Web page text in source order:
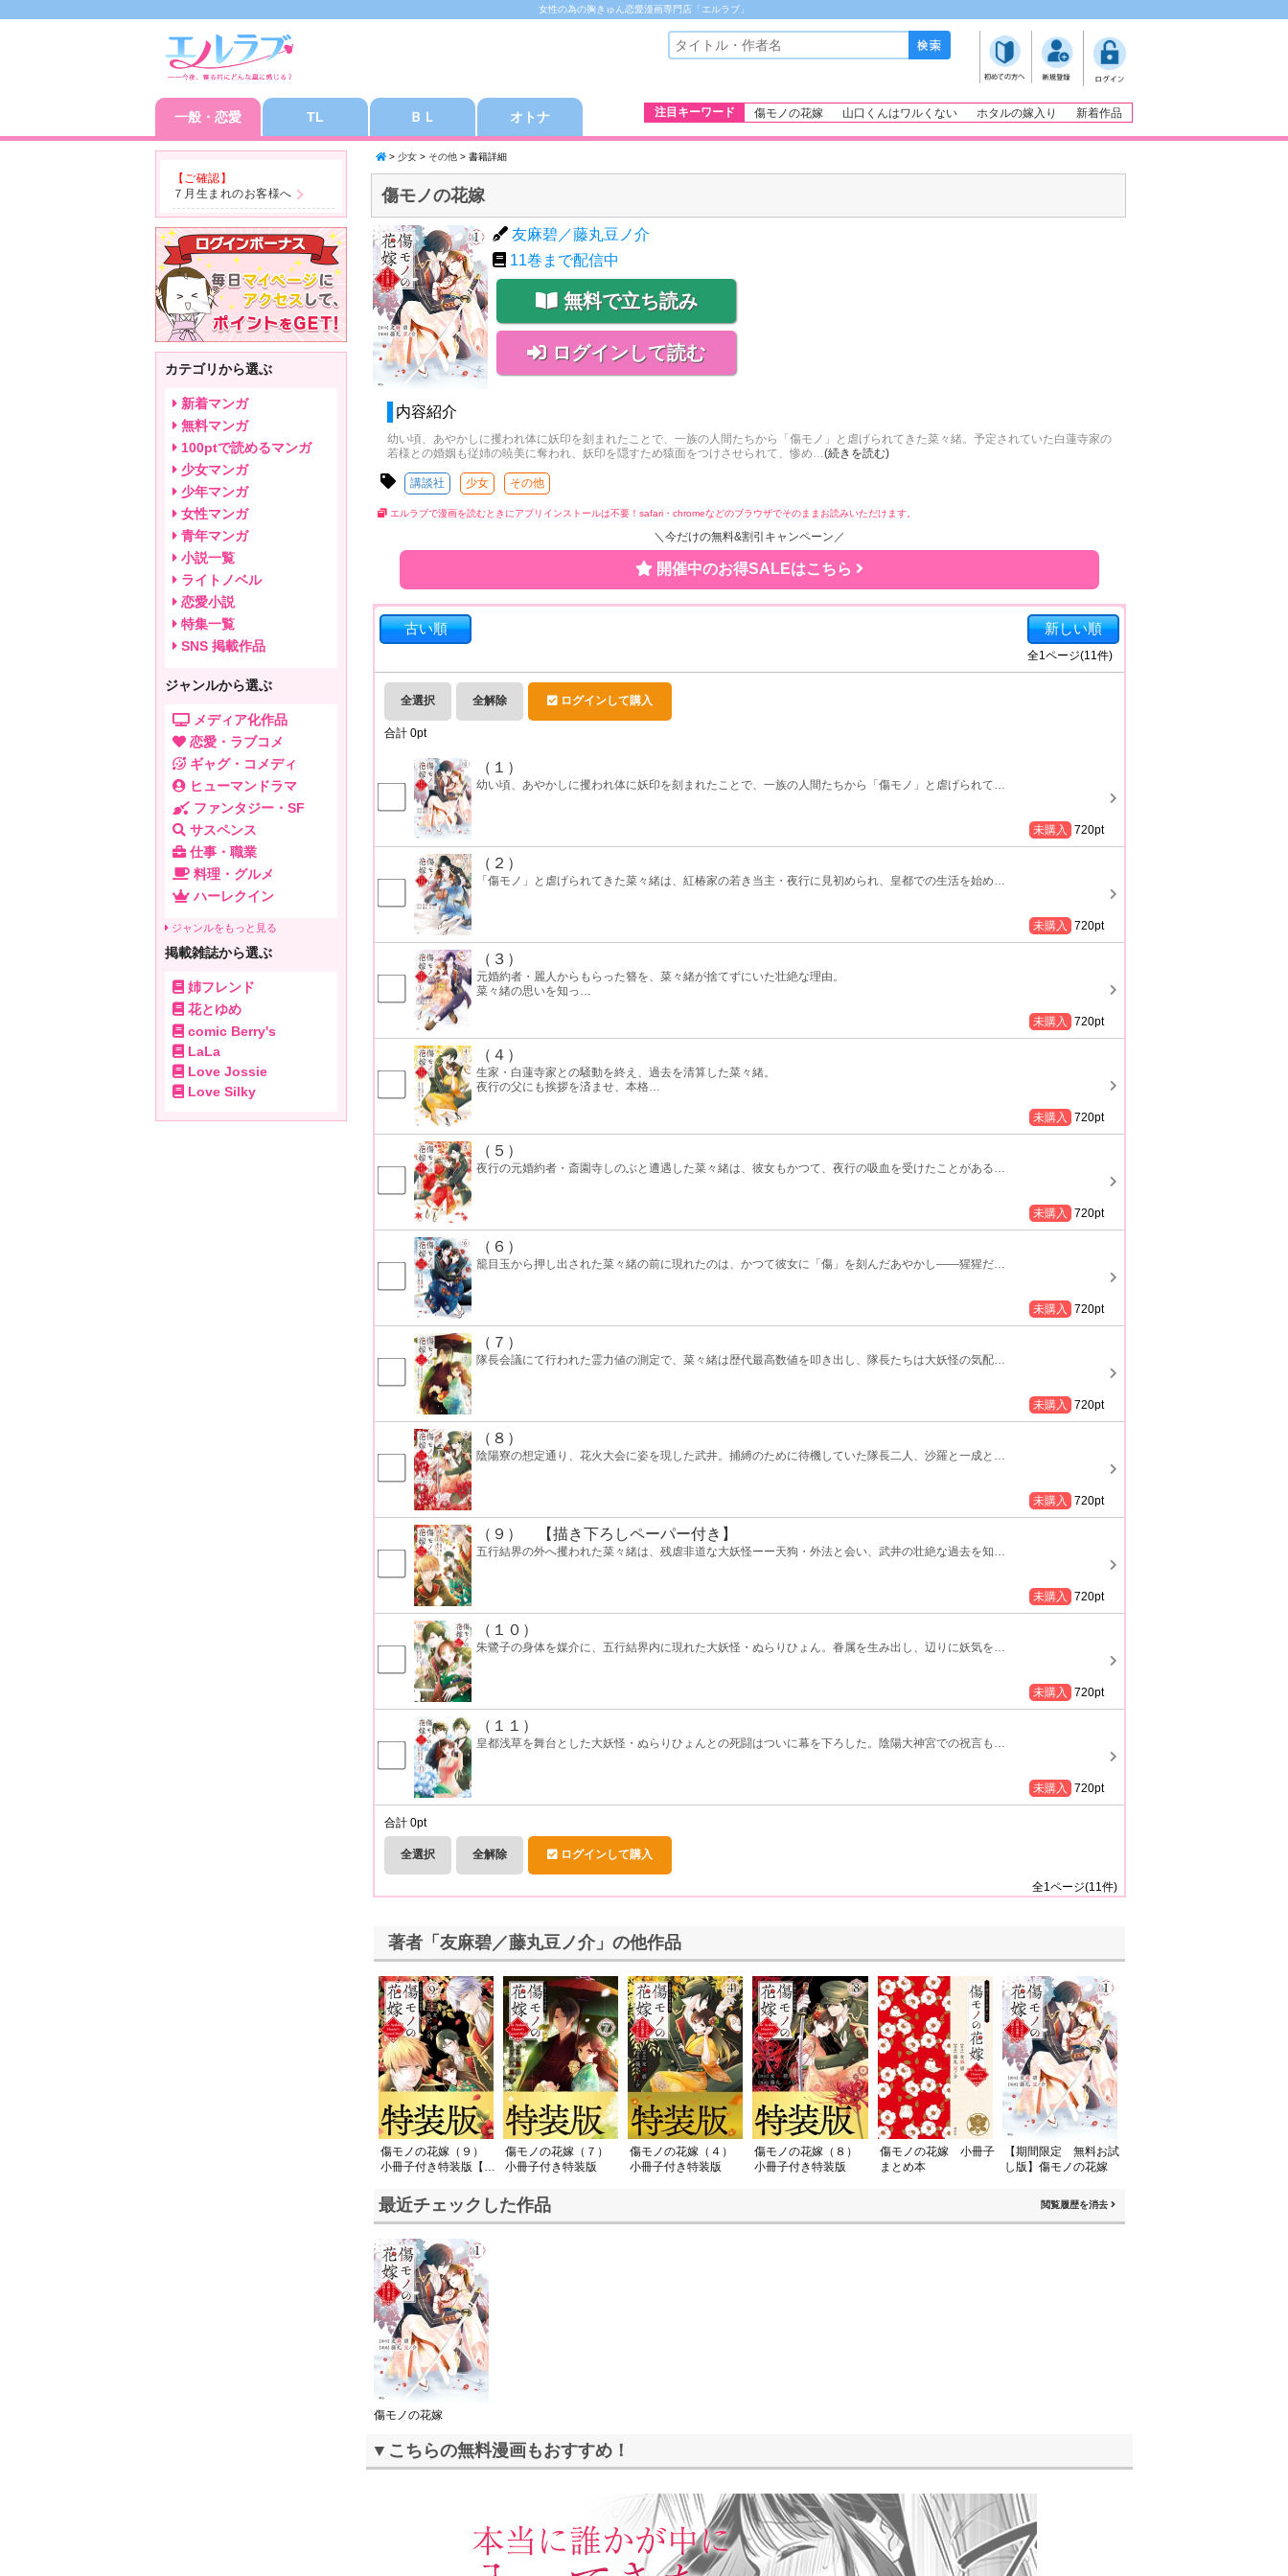
女性の為の胸きゅん恋愛漫画専門店「エルラブ」
一般・恋愛 TL ＢＬ オトナ 注目キーワード 傷モノの花嫁 山口くんはワルくない ホタルの嫁入り 新着作品
> 少女 > その他 > 書籍詳細
傷モノの花嫁
友麻碧／藤丸豆ノ介
11巻まで配信中
無料で立ち読み
ログインして読む
内容紹介
幼い頃、あやかしに攫われ体に妖印を刻まれたことで、一族の人間たちから「傷モノ」と虐げられてきた菜々緒。予定されていた白蓮寺家の
若様との婚姻も従姉の暁美に奪われ、妖印を隠すため猿面をつけさせられて、惨め
(続きを読む)
講談社 少女 その他
エルラブで漫画を読むときにアプリインストールは不要！ safari・chromeなどのブラウザでそのままお読みいただけます。
＼今だけの無料&割引キャンペーン／
開催中のお得SALEはこちら
古い順 新しい順
全1 ページ(11 件)
全選択 全解除 ログインして購入
合計 0pt
（１）
幼い頃、あやかしに攫われ体に妖印を刻まれたことで、一族の人間たちから「傷モノ」と虐げられて
未購入 720pt
（２）
「傷モノ」と虐げられてきた菜々緒は、紅椿家の若き当主・夜行に見初められ、皇都での生活を始め
未購入 720pt
（３）
元婚約者・麗人からもらった簪を、菜々緒が捨てずにいた壮絶な理由。
菜々緒の思いを知っ
未購入 720pt
（４）
生家・白蓮寺家との騒動を終え、過去を清算した菜々緒。
夜行の父にも挨拶を済ませ、本格
未購入 720pt
（５）
夜行の元婚約者・斎園寺しのぶと遭遇した菜々緒は、彼女もかつて、夜行の吸血を受けたことがある
未購入 720pt
（６）
籠目玉から押し出された菜々緒の前に現れたのは、かつて彼女に「傷」を刻んだあやかし――猩猩だ
未購入 720pt
（７）
隊長会議にて行われた霊力値の測定で、菜々緒は歴代最高数値を叩き出し、隊長たちは大妖怪の気配
未購入 720pt
（８）
陰陽寮の想定通り、花火大会に姿を現した武井。捕縛のために待機していた隊長二人、沙羅と一成と
未購入 720pt
（９） 【描き下ろしペーパー付き】
五行結界の外へ攫われた菜々緒は、残虐非道な大妖怪ーー天狗・外法と会い、武井の壮絶な過去を知
未購入 720pt
（１０）
朱鷺子の身体を媒介に、五行結界内に現れた大妖怪・ぬらりひょん。眷属を生み出し、辺りに妖気を
未購入 720pt
（１１）
皇都浅草を舞台とした大妖怪・ぬらりひょんとの死闘はついに幕を下ろした。陰陽大神宮での祝言も
未購入 720pt
合計 0pt
全選択 全解除 ログインして購入
全1 ページ(11 件)
著者「友麻碧／藤丸豆ノ介」の他作品
傷モノの花嫁（９）
小冊子付き特装版【描
き】
傷モノの花嫁（７）
小冊子付き特装版
傷モノの花嫁（４）
小冊子付き特装版
傷モノの花嫁（８）
小冊子付き特装版
傷モノの花嫁 小冊子
まとめ本
【期間限定 無料お試
し版】傷モノの花嫁
最近チェックした作品 閲覧履歴を消去
傷モノの花嫁
▼こちらの無料漫画もおすすめ！
【ご確認】
７月生まれのお客様へ
カテゴリから選ぶ
新着マンガ
無料マンガ
100ptで読めるマンガ
少女マンガ
少年マンガ
女性マンガ
青年マンガ
小説一覧
ライトノベル
恋愛小説
特集一覧
SNS 掲載作品
ジャンルから選ぶ
メディア化作品
恋愛・ラブコメ
ギャグ・コメディ
ヒューマンドラマ
ファンタジー・SF
サスペンス
仕事・職業
料理・グルメ
ハーレクイン
ジャンルをもっと見る
掲載雑誌から選ぶ
姉フレンド
花とゆめ
comic Berry's
LaLa
Love Jossie
Love Silky